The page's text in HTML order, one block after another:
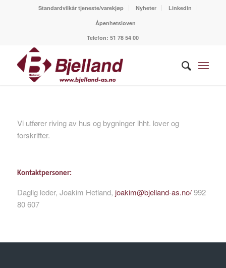
Standardvilkår tjeneste/varekjøp Nyheter
Linkedin
Åpenhetsloven
Telefon:51 78 54 00
Vi utfører riving av hus og bygninger ihht. lover og
forskrifter.
Kontaktpersoner:
Daglig leder, Joakim Hetland, joakim@bjelland-as.no/992
80 607